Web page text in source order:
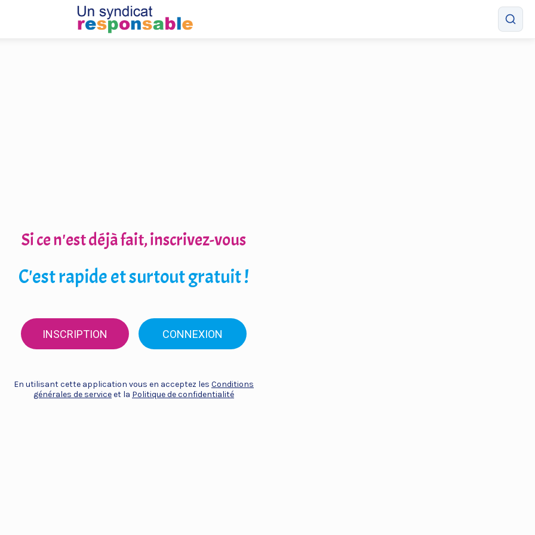
Si ce n'est déjà fait, inscrivez-vous
C'est rapide et surtout gratuit !
INSCRIPTION CONNEXION
En utilisant cette application vous en acceptez les Conditions
générales de serviceet la Politique de confidentialité